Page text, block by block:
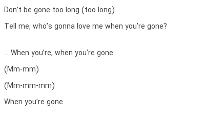
Don’t be gone too long (too long)
Tell me, who’s gonna love me when you’re gone?
… When you’re, when you’re gone
(Mm-mm)
(Mm-mm-mm)
When you’re gone